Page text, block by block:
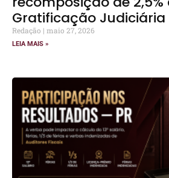
Gratificação Judiciária
Redação maio 27, 2026
LEIA MAIS »